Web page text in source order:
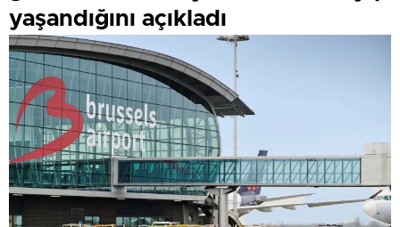
yaşandığını açıkladı